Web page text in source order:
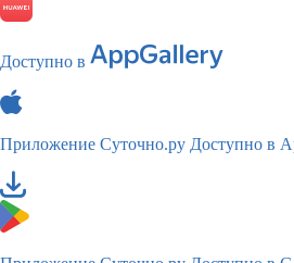
Доступно в
Приложение Суточно.ру Доступно в